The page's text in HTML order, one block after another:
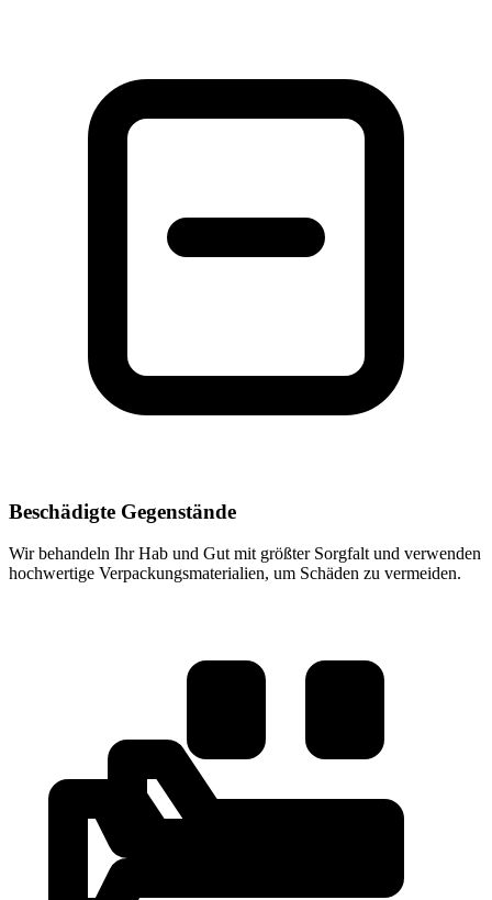
Beschädigte Gegenstände
Wir behandeln Ihr Hab und Gut mit größter Sorgfalt und verwenden
hochwertige Verpackungsmaterialien, um Schäden zu vermeiden.